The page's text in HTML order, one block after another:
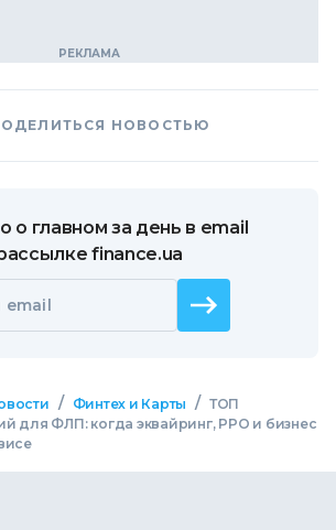
НОВОСТЬЮ
о главном за день в email
finance.ua
email
/ Финтех и Карты / ТОП
для ФЛП: когда эквайринг, РРО и бизнес